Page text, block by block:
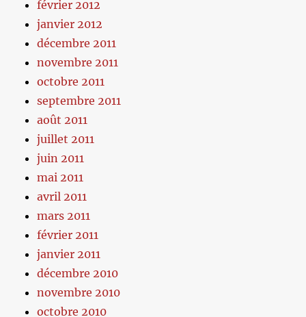
février 2012
janvier 2012
décembre 2011
novembre 2011
octobre 2011
septembre 2011
août 2011
juillet 2011
juin 2011
mai 2011
avril 2011
mars 2011
février 2011
janvier 2011
décembre 2010
novembre 2010
octobre 2010